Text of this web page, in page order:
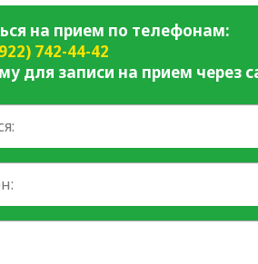
на прием по телефонам:
742-44-42
для записи на прием через